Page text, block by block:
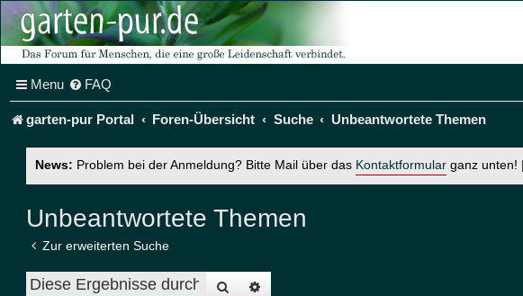
Menu FAQ
garten-pur Portal Foren-Übersicht Suche Unbeantwortete Themen
News: Problem bei der Anmeldung? Bitte Mail über das Kontaktformular ganz unten! |
Unbeantwortete Themen
Zur erweiterten Suche
Suche